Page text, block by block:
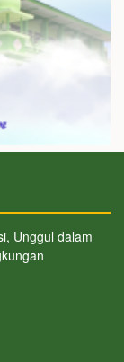
Unggul dalam